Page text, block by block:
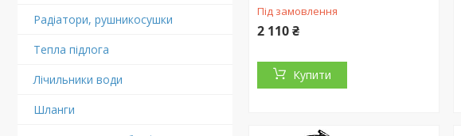
Радіатори, рушникосушки
Тепла підлога
Лічильники води
Шланги
Під замовлення
2 110 ₴
Купити